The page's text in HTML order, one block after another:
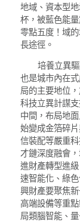
地域、資本型
杯，被藍色能
零點五度！域
長途徑。
培養立異
也是城市內在
局的主要地位
科技立異計謀
中間，布局地
始變成金箔碎
信裝配等嚴重
才鏈深度融會
進財產轉型進
速智能化、綠
興財產要聚焦
高端設備等重
局類腦智能、